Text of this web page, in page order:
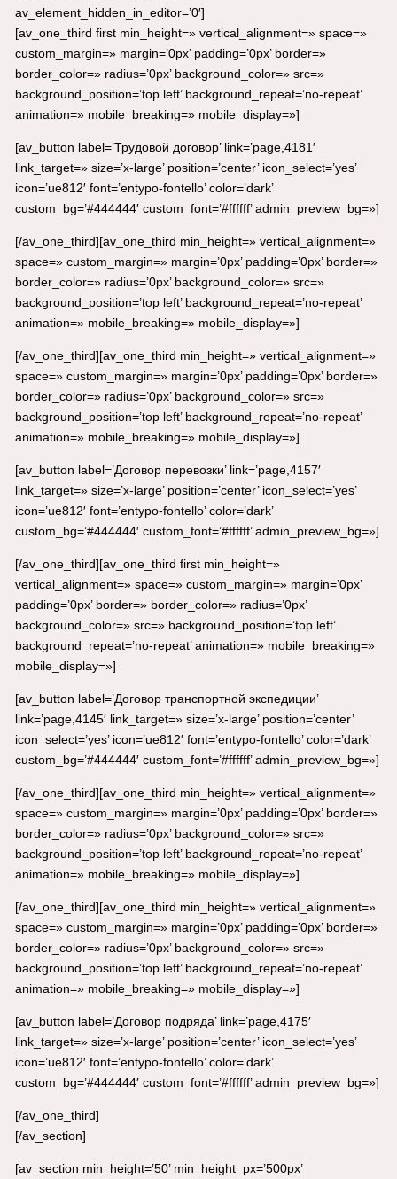
av_element_hidden_in_editor=’0′]
[av_one_third first min_height=» vertical_alignment=» space=»
custom_margin=» margin=’0px’ padding=’0px’ border=»
border_color=» radius=’0px’ background_color=» src=»
background_position=’top left’ background_repeat=’no-repeat’
animation=» mobile_breaking=» mobile_display=»]
[av_button label=’Трудовой договор’ link=’page,4181′
link_target=» size=’x-large’ position=’center’ icon_select=’yes’
icon=’ue812′ font=’entypo-fontello’ color=’dark’
custom_bg=’#444444′ custom_font=’#ffffff’ admin_preview_bg=»]
[/av_one_third][av_one_third min_height=» vertical_alignment=»
space=» custom_margin=» margin=’0px’ padding=’0px’ border=»
border_color=» radius=’0px’ background_color=» src=»
background_position=’top left’ background_repeat=’no-repeat’
animation=» mobile_breaking=» mobile_display=»]
[/av_one_third][av_one_third min_height=» vertical_alignment=»
space=» custom_margin=» margin=’0px’ padding=’0px’ border=»
border_color=» radius=’0px’ background_color=» src=»
background_position=’top left’ background_repeat=’no-repeat’
animation=» mobile_breaking=» mobile_display=»]
[av_button label=’Договор перевозки’ link=’page,4157′
link_target=» size=’x-large’ position=’center’ icon_select=’yes’
icon=’ue812′ font=’entypo-fontello’ color=’dark’
custom_bg=’#444444′ custom_font=’#ffffff’ admin_preview_bg=»]
[/av_one_third][av_one_third first min_height=»
vertical_alignment=» space=» custom_margin=» margin=’0px’
padding=’0px’ border=» border_color=» radius=’0px’
background_color=» src=» background_position=’top left’
background_repeat=’no-repeat’ animation=» mobile_breaking=»
mobile_display=»]
[av_button label=’Договор транспортной экспедиции’
link=’page,4145′ link_target=» size=’x-large’ position=’center’
icon_select=’yes’ icon=’ue812′ font=’entypo-fontello’ color=’dark’
custom_bg=’#444444′ custom_font=’#ffffff’ admin_preview_bg=»]
[/av_one_third][av_one_third min_height=» vertical_alignment=»
space=» custom_margin=» margin=’0px’ padding=’0px’ border=»
border_color=» radius=’0px’ background_color=» src=»
background_position=’top left’ background_repeat=’no-repeat’
animation=» mobile_breaking=» mobile_display=»]
[/av_one_third][av_one_third min_height=» vertical_alignment=»
space=» custom_margin=» margin=’0px’ padding=’0px’ border=»
border_color=» radius=’0px’ background_color=» src=»
background_position=’top left’ background_repeat=’no-repeat’
animation=» mobile_breaking=» mobile_display=»]
[av_button label=’Договор подряда’ link=’page,4175′
link_target=» size=’x-large’ position=’center’ icon_select=’yes’
icon=’ue812′ font=’entypo-fontello’ color=’dark’
custom_bg=’#444444′ custom_font=’#ffffff’ admin_preview_bg=»]
[/av_one_third]
[/av_section]
[av_section min_height=’50’ min_height_px=’500px’